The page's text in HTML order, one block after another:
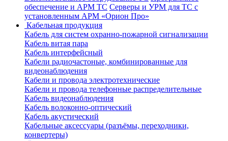
обеспечение и АРМ ТС Серверы и УРМ для ТС с
установленным АРМ «Орион Про»
Кабельная продукция
Кабель для систем охранно-пожарной сигнализации
Кабель витая пара
Кабель интерфейсный
Кабели радиочастоные, комбинированные для
видеонаблюдения
Кабели и провода электротехнические
Кабели и провода телефонные распределительные
Кабель видеонаблюдения
Кабель волоконно-оптический
Кабель акустический
Кабельные аксессуары (разъёмы, переходники,
конвертеры)